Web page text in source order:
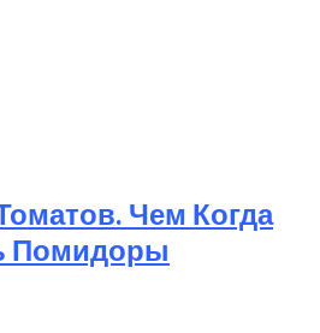
Чем Когда
Помидоры